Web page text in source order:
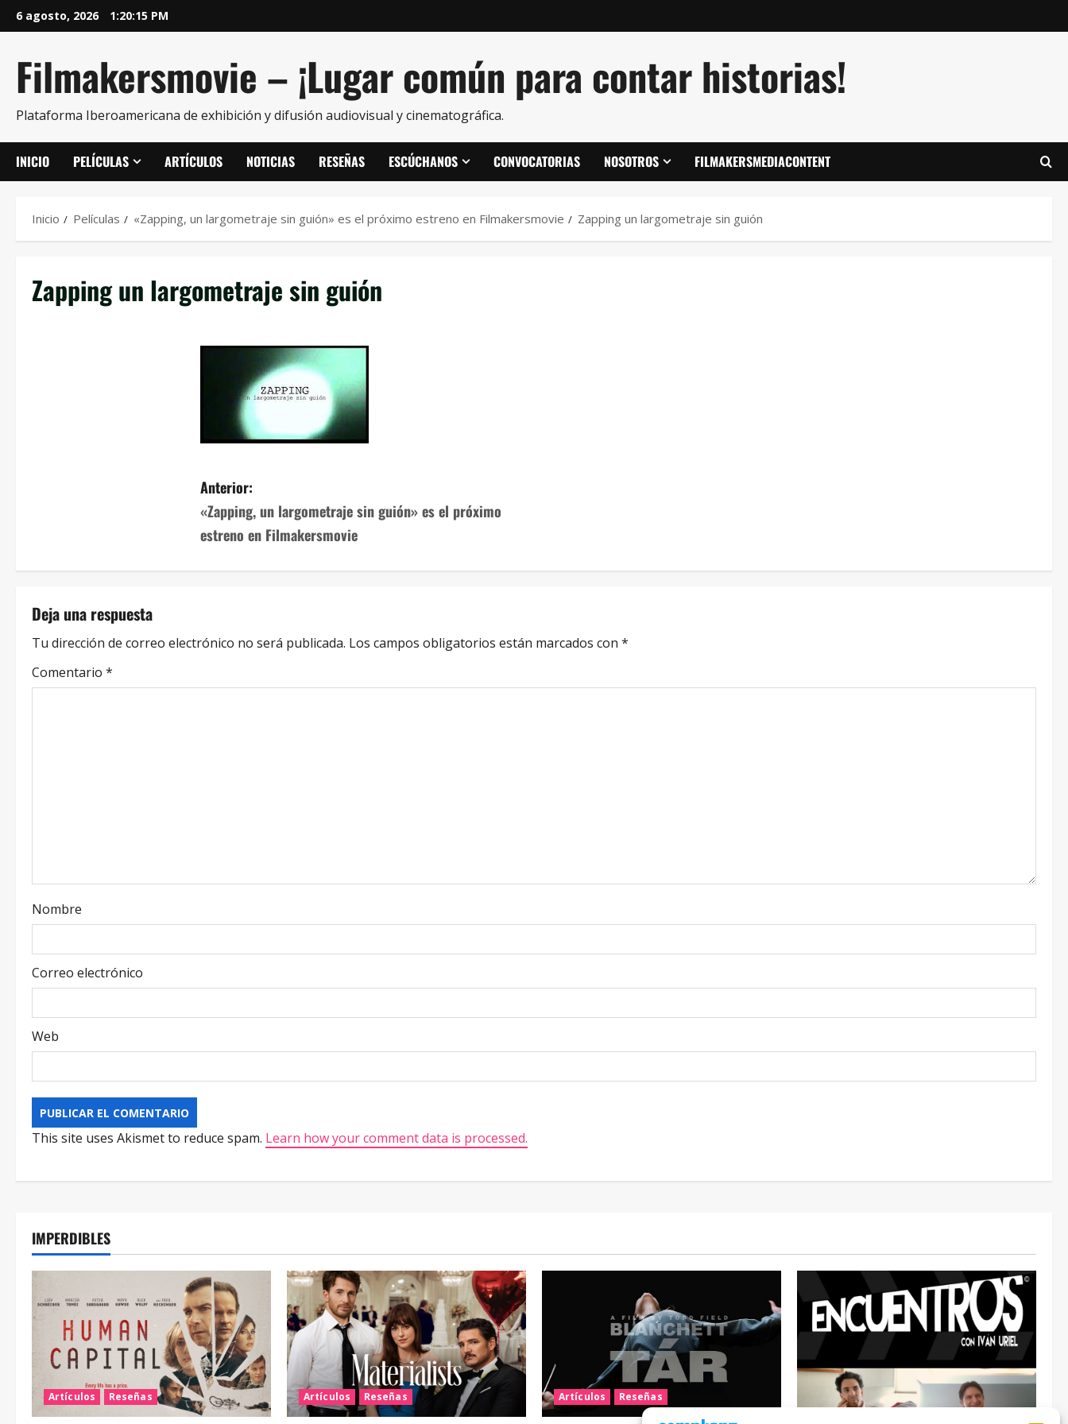
6 agosto, 2026 1:20:16 PM
Filmakersmovie – ¡Lugar común para contar historias!
Plataforma Iberoamericana de exhibición y difusión audiovisual y cinematográfica.
INICIO PELÍCULAS ARTÍCULOS NOTICIAS RESEÑAS ESCÚCHANOS CONVOCATORIAS NOSOTROS FILMAKERSMEDIACONTENT
Inicio Películas «Zapping, un largometraje sin guión» es el próximo estreno en Filmakersmovie Zapping un largometraje sin guión
Zapping un largometraje sin guión
Anterior:
«Zapping, un largometraje sin guión» es el próximo
estreno en Filmakersmovie
Deja una respuesta
Tu dirección de correo electrónico no será publicada. Los campos obligatorios están marcados con *
Comentario *
Nombre
Correo electrónico
Web
This site uses Akismet to reduce spam. Learn how your comment data is processed.
IMPERDIBLES
Artículos Reseñas Artículos Reseñas Artículos Reseñas